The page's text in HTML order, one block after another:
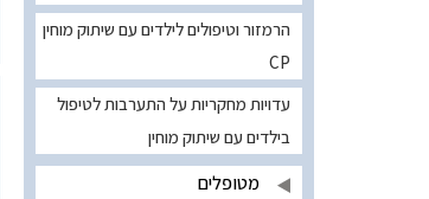
הרמזור וטיפולים לילדים עם שיתוק מוחין
CP
עדויות מחקריות על התערבות לטיפול
בילדים עם שיתוק מוחין
מטופלים